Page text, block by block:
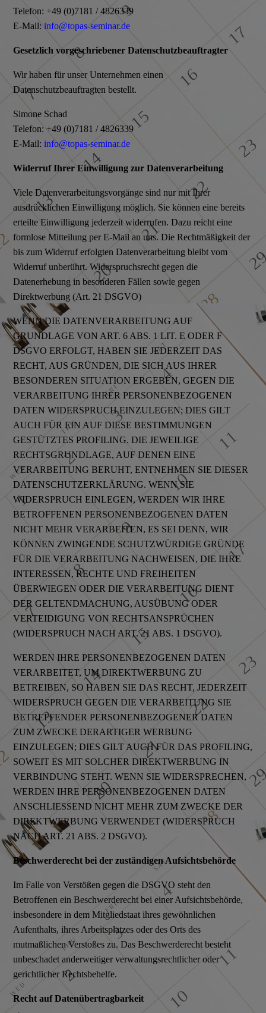
Telefon: +49 (0)7181 / 4826339
E-Mail:info@topas-seminar.de
Gesetzlich vorgeschriebener Datenschutzbeauftragter
Wir haben für unser Unternehmen einen
Datenschutzbeauftragten bestellt.
Simone Schad
Telefon: +49 (0)7181 / 4826339
E-Mail: info@topas-seminar.de
Widerruf Ihrer Einwilligung zur Datenverarbeitung
Viele Datenverarbeitungsvorgänge sind nur mit Ihrer
ausdrücklichen Einwilligung möglich. Sie können eine bereits
erteilte Einwilligung jederzeit widerrufen. Dazu reicht eine
formlose Mitteilung per E-Mail an uns. Die Rechtmäßigkeit der
bis zum Widerruf erfolgten Datenverarbeitung bleibt vom
Widerruf unberührt. Widerspruchsrecht gegen die
Datenerhebung in besonderen Fällen sowie gegen
Direktwerbung (Art. 21 DSGVO)
WENN DIE DATENVERARBEITUNG AUF
GRUNDLAGE VON ART. 6 ABS. 1 LIT. E ODER F
DSGVO ERFOLGT, HABEN SIE JEDERZEIT DAS
RECHT, AUS GRÜNDEN, DIE SICH AUS IHRER
BESONDEREN SITUATION ERGEBEN, GEGEN DIE
VERARBEITUNG IHRER PERSONENBEZOGENEN
DATEN WIDERSPRUCH EINZULEGEN; DIES GILT
AUCH FÜR EIN AUF DIESE BESTIMMUNGEN
GESTÜTZTES PROFILING. DIE JEWEILIGE
RECHTSGRUNDLAGE, AUF DENEN EINE
VERARBEITUNG BERUHT, ENTNEHMEN SIE DIESER
DATENSCHUTZERKLÄRUNG. WENN SIE
WIDERSPRUCH EINLEGEN, WERDEN WIR IHRE
BETROFFENEN PERSONENBEZOGENEN DATEN
NICHT MEHR VERARBEITEN, ES SEI DENN, WIR
KÖNNEN ZWINGENDE SCHUTZWÜRDIGE GRÜNDE
FÜR DIE VERARBEITUNG NACHWEISEN, DIE IHRE
INTERESSEN, RECHTE UND FREIHEITEN
ÜBERWIEGEN ODER DIE VERARBEITUNG DIENT
DER GELTENDMACHUNG, AUSÜBUNG ODER
VERTEIDIGUNG VON RECHTSANSPRÜCHEN
(WIDERSPRUCH NACH ART. 21 ABS. 1 DSGVO).
WERDEN IHRE PERSONENBEZOGENEN DATEN
VERARBEITET, UM DIREKTWERBUNG ZU
BETREIBEN, SO HABEN SIE DAS RECHT, JEDERZEIT
WIDERSPRUCH GEGEN DIE VERARBEITUNG SIE
BETREFFENDER PERSONENBEZOGENER DATEN
ZUM ZWECKE DERARTIGER WERBUNG
EINZULEGEN; DIES GILT AUCH FÜR DAS PROFILING,
SOWEIT ES MIT SOLCHER DIREKTWERBUNG IN
VERBINDUNG STEHT. WENN SIE WIDERSPRECHEN,
WERDEN IHRE PERSONENBEZOGENEN DATEN
ANSCHLIESSEND NICHT MEHR ZUM ZWECKE DER
DIREKTWERBUNG VERWENDET (WIDERSPRUCH
NACH ART. 21 ABS. 2 DSGVO).
Beschwerderecht bei der zuständigen Aufsichtsbehörde
Im Falle von Verstößen gegen die DSGVO steht den
Betroffenen ein Beschwerderecht bei einer Aufsichtsbehörde,
insbesondere in dem Mitgliedstaat ihres gewöhnlichen
Aufenthalts, ihres Arbeitsplatzes oder des Orts des
mutmaßlichen Verstoßes zu. Das Beschwerderecht besteht
unbeschadet anderweitiger verwaltungsrechtlicher oder
gerichtlicher Rechtsbehelfe.
Recht auf Datenübertragbarkeit